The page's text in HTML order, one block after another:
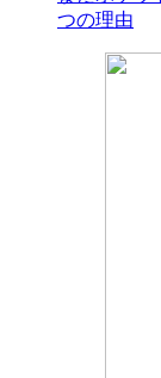
つの理由